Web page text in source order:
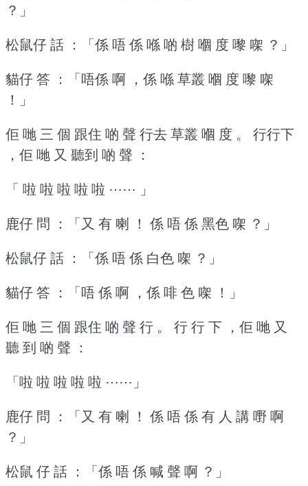
？」
松鼠仔 話 ：「係 唔 係 喺 啲 樹 嗰 度 嚟 㗎 ？」
貓仔 答 ：「唔係 啊 ，係 喺 草叢 嗰 度 嚟 㗎
！」
佢 哋 三 個 跟住 啲 聲 行去 草叢 嗰 度 。
行行下
，佢 哋 又 聽到 啲 聲 ：
「 啦 啦 啦 啦 啦 ⋯⋯ 」
鹿仔 問 ：「又 有 喇 ！ 係 唔 係 黑色 㗎 ？」
松鼠仔 話 ：「係 唔 係 白色 㗎 ？」
貓仔 答 ：「唔 係 啊 ，係 啡 色 㗎 ！」
佢 哋 三 個 跟住 啲 聲 行 。
行 行 下 ，佢 哋 又
聽 到 啲 聲 ：
「啦 啦 啦 啦 啦 ⋯⋯」
鹿仔 問 ：「又 有 喇 ！ 係 唔 係 有 人 講 嘢 啊
？」
松鼠 仔 話 ：「係 唔 係 喊 聲 啊 ？」